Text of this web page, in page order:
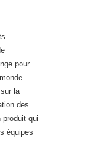
pour
la
des
produit qui
équipes